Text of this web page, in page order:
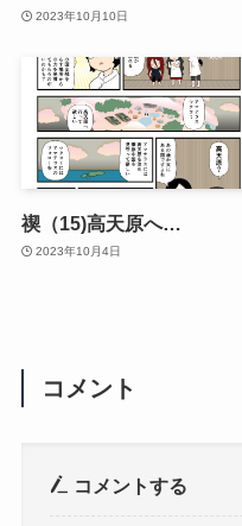
2023年10月10日
禊（15)高天原へ…
2023年10月4日
コメント
コメントする